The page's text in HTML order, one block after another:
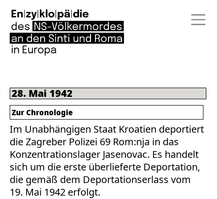
28. Mai 1942
Im Unabhängigen Staat Kroatien deportiert
die Zagreber Polizei 69 Rom:nja in das
Konzentrationslager Jasenovac. Es handelt
sich um die erste überlieferte Deportation,
die gemäß dem Deportationserlass vom
19. Mai 1942 erfolgt.
Zur Chronologie